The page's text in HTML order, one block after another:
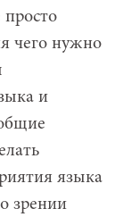
чего нужно
и
языка
зрении